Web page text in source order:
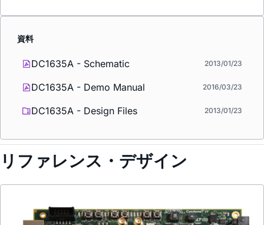
資料
DC1635A - Schematic 2013/01/23
DC1635A - Demo Manual 2016/03/23
DC1635A - Design Files 2013/01/23
リファレンス・デザイン